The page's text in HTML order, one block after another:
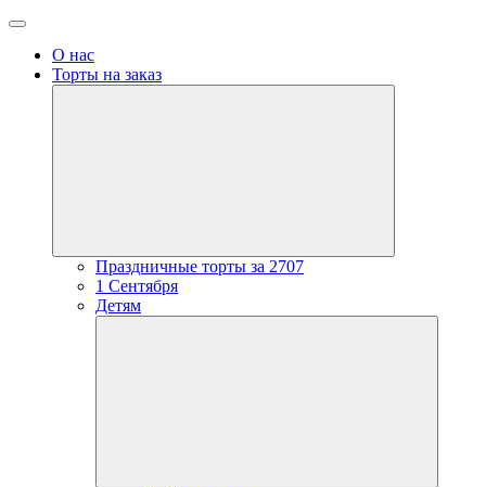
О нас
Торты на заказ
Праздничные торты за 2707
1 Сентября
Детям